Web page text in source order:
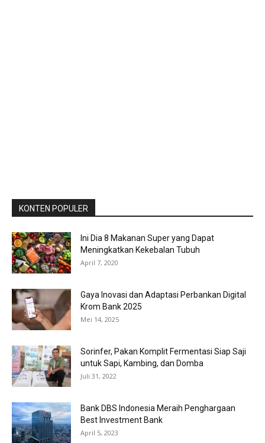
KONTEN POPULER
Ini Dia 8 Makanan Super yang Dapat
Meningkatkan Kekebalan Tubuh
April 7, 2020
Gaya Inovasi dan Adaptasi Perbankan Digital
Krom Bank 2025
Mei 14, 2025
Sorinfer, Pakan Komplit Fermentasi Siap Saji
untuk Sapi, Kambing, dan Domba
Juli 31, 2022
Bank DBS Indonesia Meraih Penghargaan
Best Investment Bank
April 5, 2023